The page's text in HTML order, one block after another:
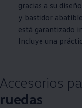
gracias a su
y bastidor
está garantizado
Incluye una
Accesorios
ruedas